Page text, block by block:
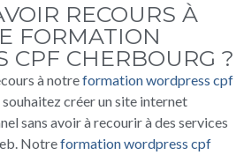
RECOURS À
FORMATION
CPF CHERBOURG ?
à notreformation wordpress cpf
souhaitez créer un site internet
sans avoir à recourir à des services
Notreformation wordpress cpf